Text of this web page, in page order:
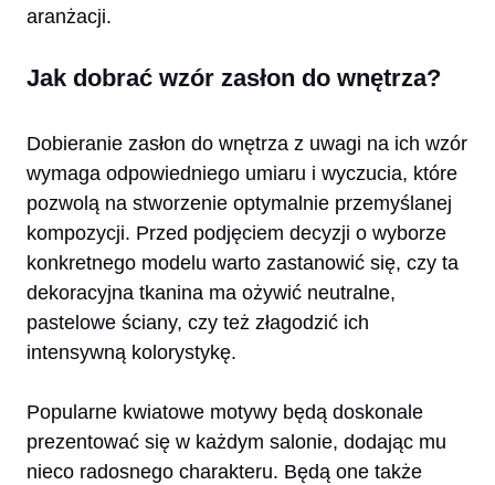
aranżacji.
Jak dobrać wzór zasłon do wnętrza?
Dobieranie zasłon do wnętrza z uwagi na ich wzór
wymaga odpowiedniego umiaru i wyczucia, które
pozwolą na stworzenie optymalnie przemyślanej
kompozycji. Przed podjęciem decyzji o wyborze
konkretnego modelu warto zastanowić się, czy ta
dekoracyjna tkanina ma ożywić neutralne,
pastelowe ściany, czy też złagodzić ich
intensywną kolorystykę.
Popularne kwiatowe motywy będą doskonale
prezentować się w każdym salonie, dodając mu
nieco radosnego charakteru. Będą one także